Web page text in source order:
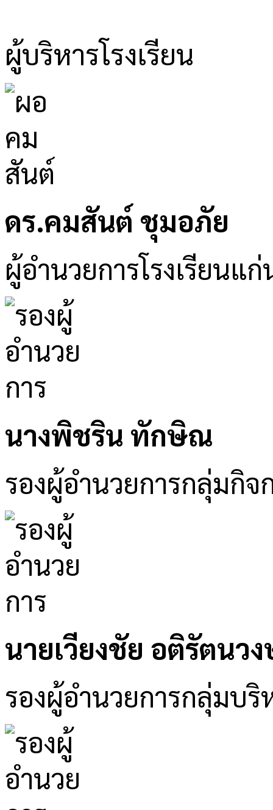
ผู้บริหารโรงเรียน
ดร.คมสันต์ ชุมอภัย
ผู้อำนวยการโรงเรียนแ
นางพิชริน ทักษิณ
รองผู้อำนวยการกลุ่มกิจ
นายเวียงชัย อติรัตนว
รองผู้อำนวยการกลุ่มบริ